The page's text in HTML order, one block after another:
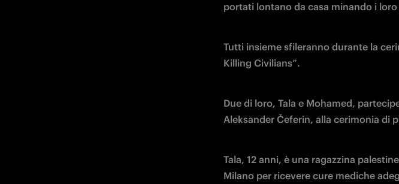
portati lontano da casa minando i
Tutti insieme sfileranno durante la
Killing Civilians”.
Due di loro, Tala e Mohamed,
Aleksander Čeferin, alla cerimonia di
Tala, 12 anni, è una ragazzina
Milano per ricevere cure mediche